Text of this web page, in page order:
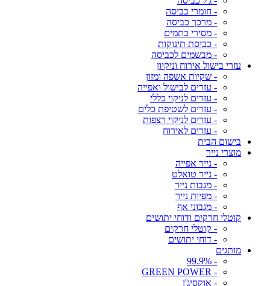
- חומרי כביסה
- מרכך כביסה
- מסירי כתמים
- כביסת תינוקות
- מבשמים לכביסה
עזרי בישול אירוח וניקיון
- שקיות אשפה ומזון
- עזרים לבישול ואפייה
- עזרים לניקוי כללי
- עזרים לשטיפת כלים
- עזרים לניקוי רצפות
- עזרים לאירוח
בישום הבית
מוצרי נייר
- נייר אפייה
- נייר טואלט
- מגבות נייר
- מפיות נייר
- מגבוני אף
קוטלי חרקים ודוחי יתושים
- קוטלי חרקים
- דוחי יתושים
מותגים
- 99.9%
- GREEN POWER
- אוקסיג'ן